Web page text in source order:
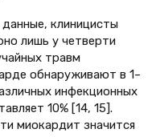
клиницисты
лишь у четверти
травм
обнаруживают в 1–
инфекционных
10% [14, 15].
миокардит значится